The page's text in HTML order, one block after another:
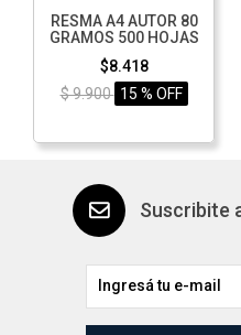
RESMA A4 AUTOR 80
GRAMOS 500 HOJAS
$8.418
$ 9.900 15 % OFF
Suscribite